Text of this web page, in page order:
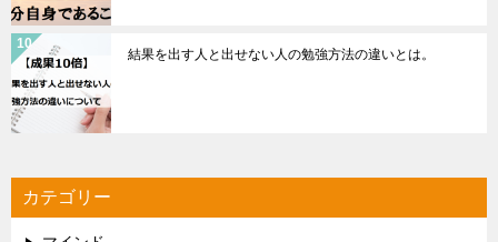
結果を出す人と出せない人の勉強方法の違いとは。
カテゴリー